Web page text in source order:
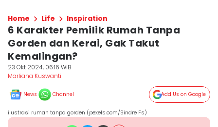
Home Life Inspiration
6 Karakter Pemilik Rumah Tanpa
Gorden dan Kerai, Gak Takut
Kemalingan?
23 Okt 2024, 06:16 WIB
Marliana Kuswanti
News Channel Add Us on Google
ilustrasi rumah tanpa gorden (pexels.com/Sindre Fs)